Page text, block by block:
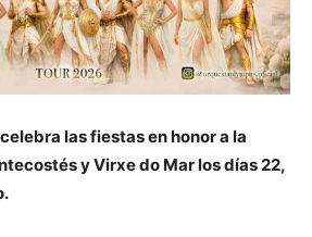
las fiestas en honor a la
y Virxe do Mar los días 22,